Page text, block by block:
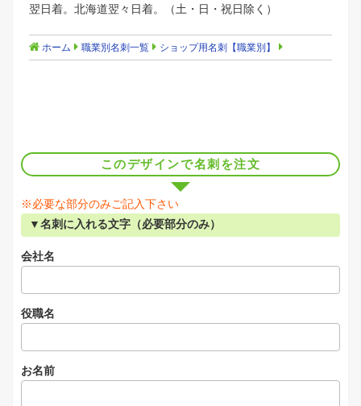
翌日着。北海道翌々日着。（土・日・祝日除く）
ホーム 職業別名刺一覧 ショップ用名刺【職業別】
このデザインで名刺を注文
※必要な部分のみご記入下さい
▼名刺に入れる文字（必要部分のみ）
会社名
役職名
お名前